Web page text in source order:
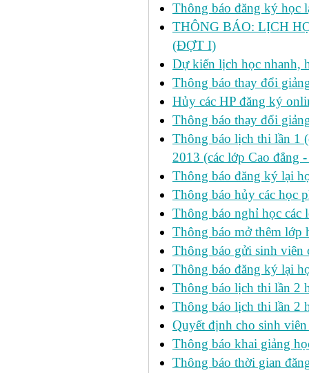
Thông báo đăng ký học
THÔNG BÁO: LỊCH
(ĐỢT I)
Dự kiến lịch học nhanh,
Thông báo thay đổi
Hủy các HP đăng ký
Thông báo thay đổi
Thông báo lịch thi lần 1
2013 (các lớp Cao đẳng
Thông báo đăng ký lại
Thông báo hủy các học
Thông báo nghỉ học các
Thông báo mở thêm lớp
Thông báo gửi sinh viên
Thông báo đăng ký lại
Thông báo lịch thi lần 2
Thông báo lịch thi lần 2
Quyết định cho sinh
Thông báo khai giảng
Thông báo thời gian